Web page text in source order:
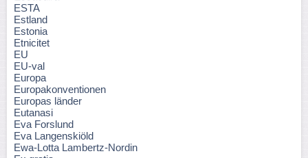
ESTA
Estland
Estonia
Etnicitet
EU
EU-val
Europa
Europakonventionen
Europas länder
Eutanasi
Eva Forslund
Eva Langenskiöld
Ewa-Lotta Lambertz-Nordin